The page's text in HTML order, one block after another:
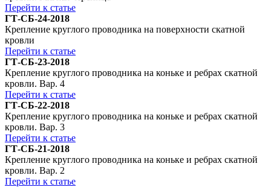
Перейти к статье
ГТ-СБ-24-2018
Крепление круглого проводника на поверхности скатной
кровли
Перейти к статье
ГТ-СБ-23-2018
Крепление круглого проводника на коньке и ребрах скатной
кровли. Вар. 4
Перейти к статье
ГТ-СБ-22-2018
Крепление круглого проводника на коньке и ребрах скатной
кровли. Вар. 3
Перейти к статье
ГТ-СБ-21-2018
Крепление круглого проводника на коньке и ребрах скатной
кровли. Вар. 2
Перейти к статье